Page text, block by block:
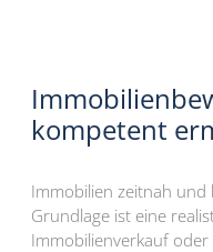
kompetent
Immobilien zeitnah
Grundlage ist eine
Immobilienverkauf